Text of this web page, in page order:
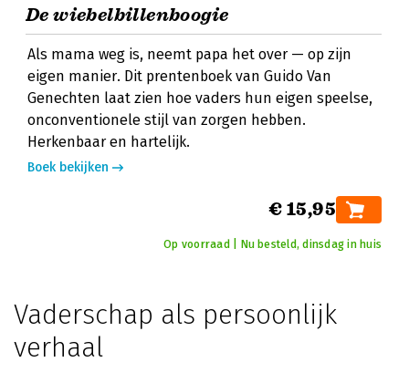
De wiebelbillenboogie
Als mama weg is, neemt papa het over — op zijn
eigen manier. Dit prentenboek van Guido Van
Genechten laat zien hoe vaders hun eigen speelse,
onconventionele stijl van zorgen hebben.
Herkenbaar en hartelijk.
Boek bekijken
€ 15,95
Op voorraad | Nu besteld, dinsdag in huis
Vaderschap als persoonlijk
verhaal